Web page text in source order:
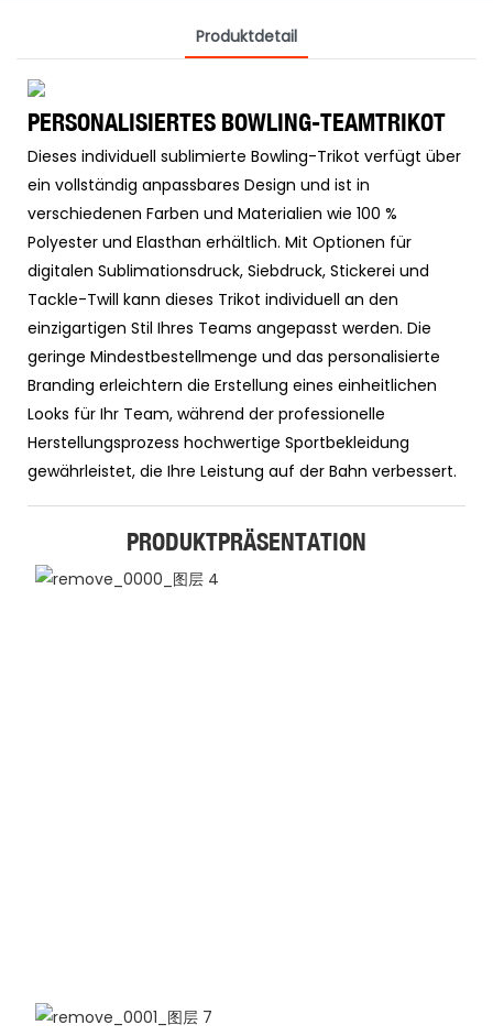
Produktdetail
PERSONALISIERTES BOWLING-TEAMTRIKOT
Dieses individuell sublimierte Bowling-Trikot verfügt über
ein vollständig anpassbares Design und ist in
verschiedenen Farben und Materialien wie 100 %
Polyester und Elasthan erhältlich. Mit Optionen für
digitalen Sublimationsdruck, Siebdruck, Stickerei und
Tackle-Twill kann dieses Trikot individuell an den
einzigartigen Stil Ihres Teams angepasst werden. Die
geringe Mindestbestellmenge und das personalisierte
Branding erleichtern die Erstellung eines einheitlichen
Looks für Ihr Team, während der professionelle
Herstellungsprozess hochwertige Sportbekleidung
gewährleistet, die Ihre Leistung auf der Bahn verbessert.
PRODUKTPRÄSENTATION